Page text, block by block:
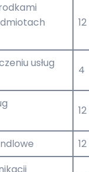
12
usług
4
12
12